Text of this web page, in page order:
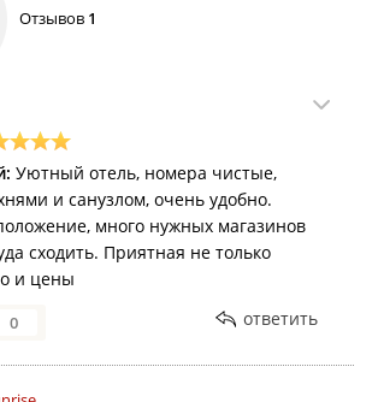
Отзывов 1
Уютный отель, номера чистые,
и санузлом, очень удобно.
много нужных магазинов
сходить. Приятная не только
и цены
0 ответить